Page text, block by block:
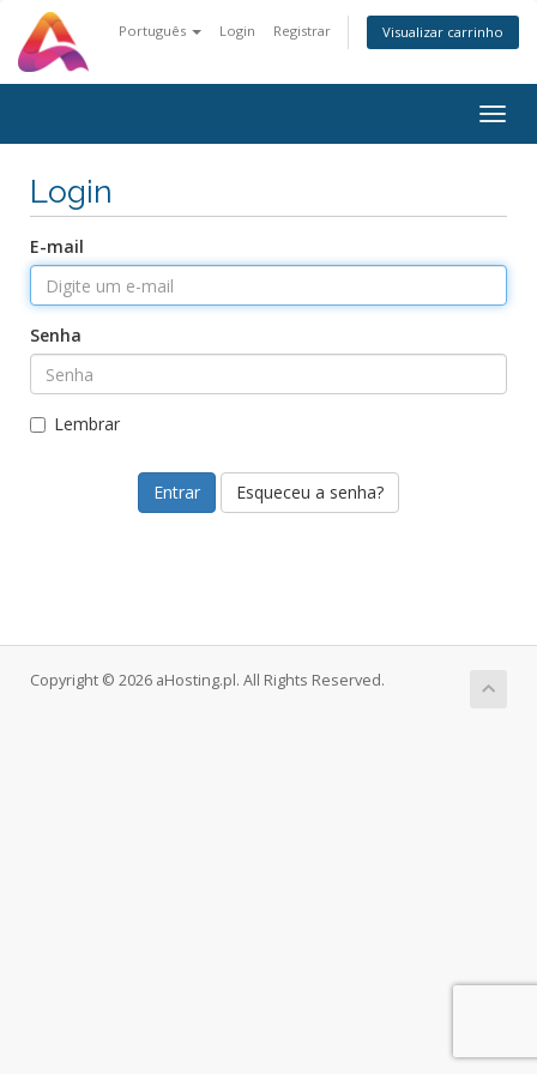
Português Login Registrar Visualizar carrinho
Login
E-mail
Senha
Lembrar
Esqueceu a senha?
Copyright © 2026 aHosting.pl. All Rights Reserved.